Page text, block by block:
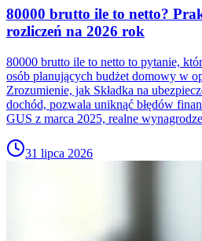
80000 brutto ile to netto?
rozliczeń na 2026 rok
80000 brutto ile to netto to pytanie,
osób planujących budżet domowy w
Zrozumienie, jak Składka na
dochód, pozwala uniknąć błędów
GUS z marca 2025, realne
31 lipca 2026